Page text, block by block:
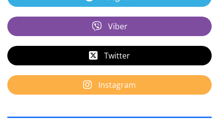
Viber
Twitter
Instagram